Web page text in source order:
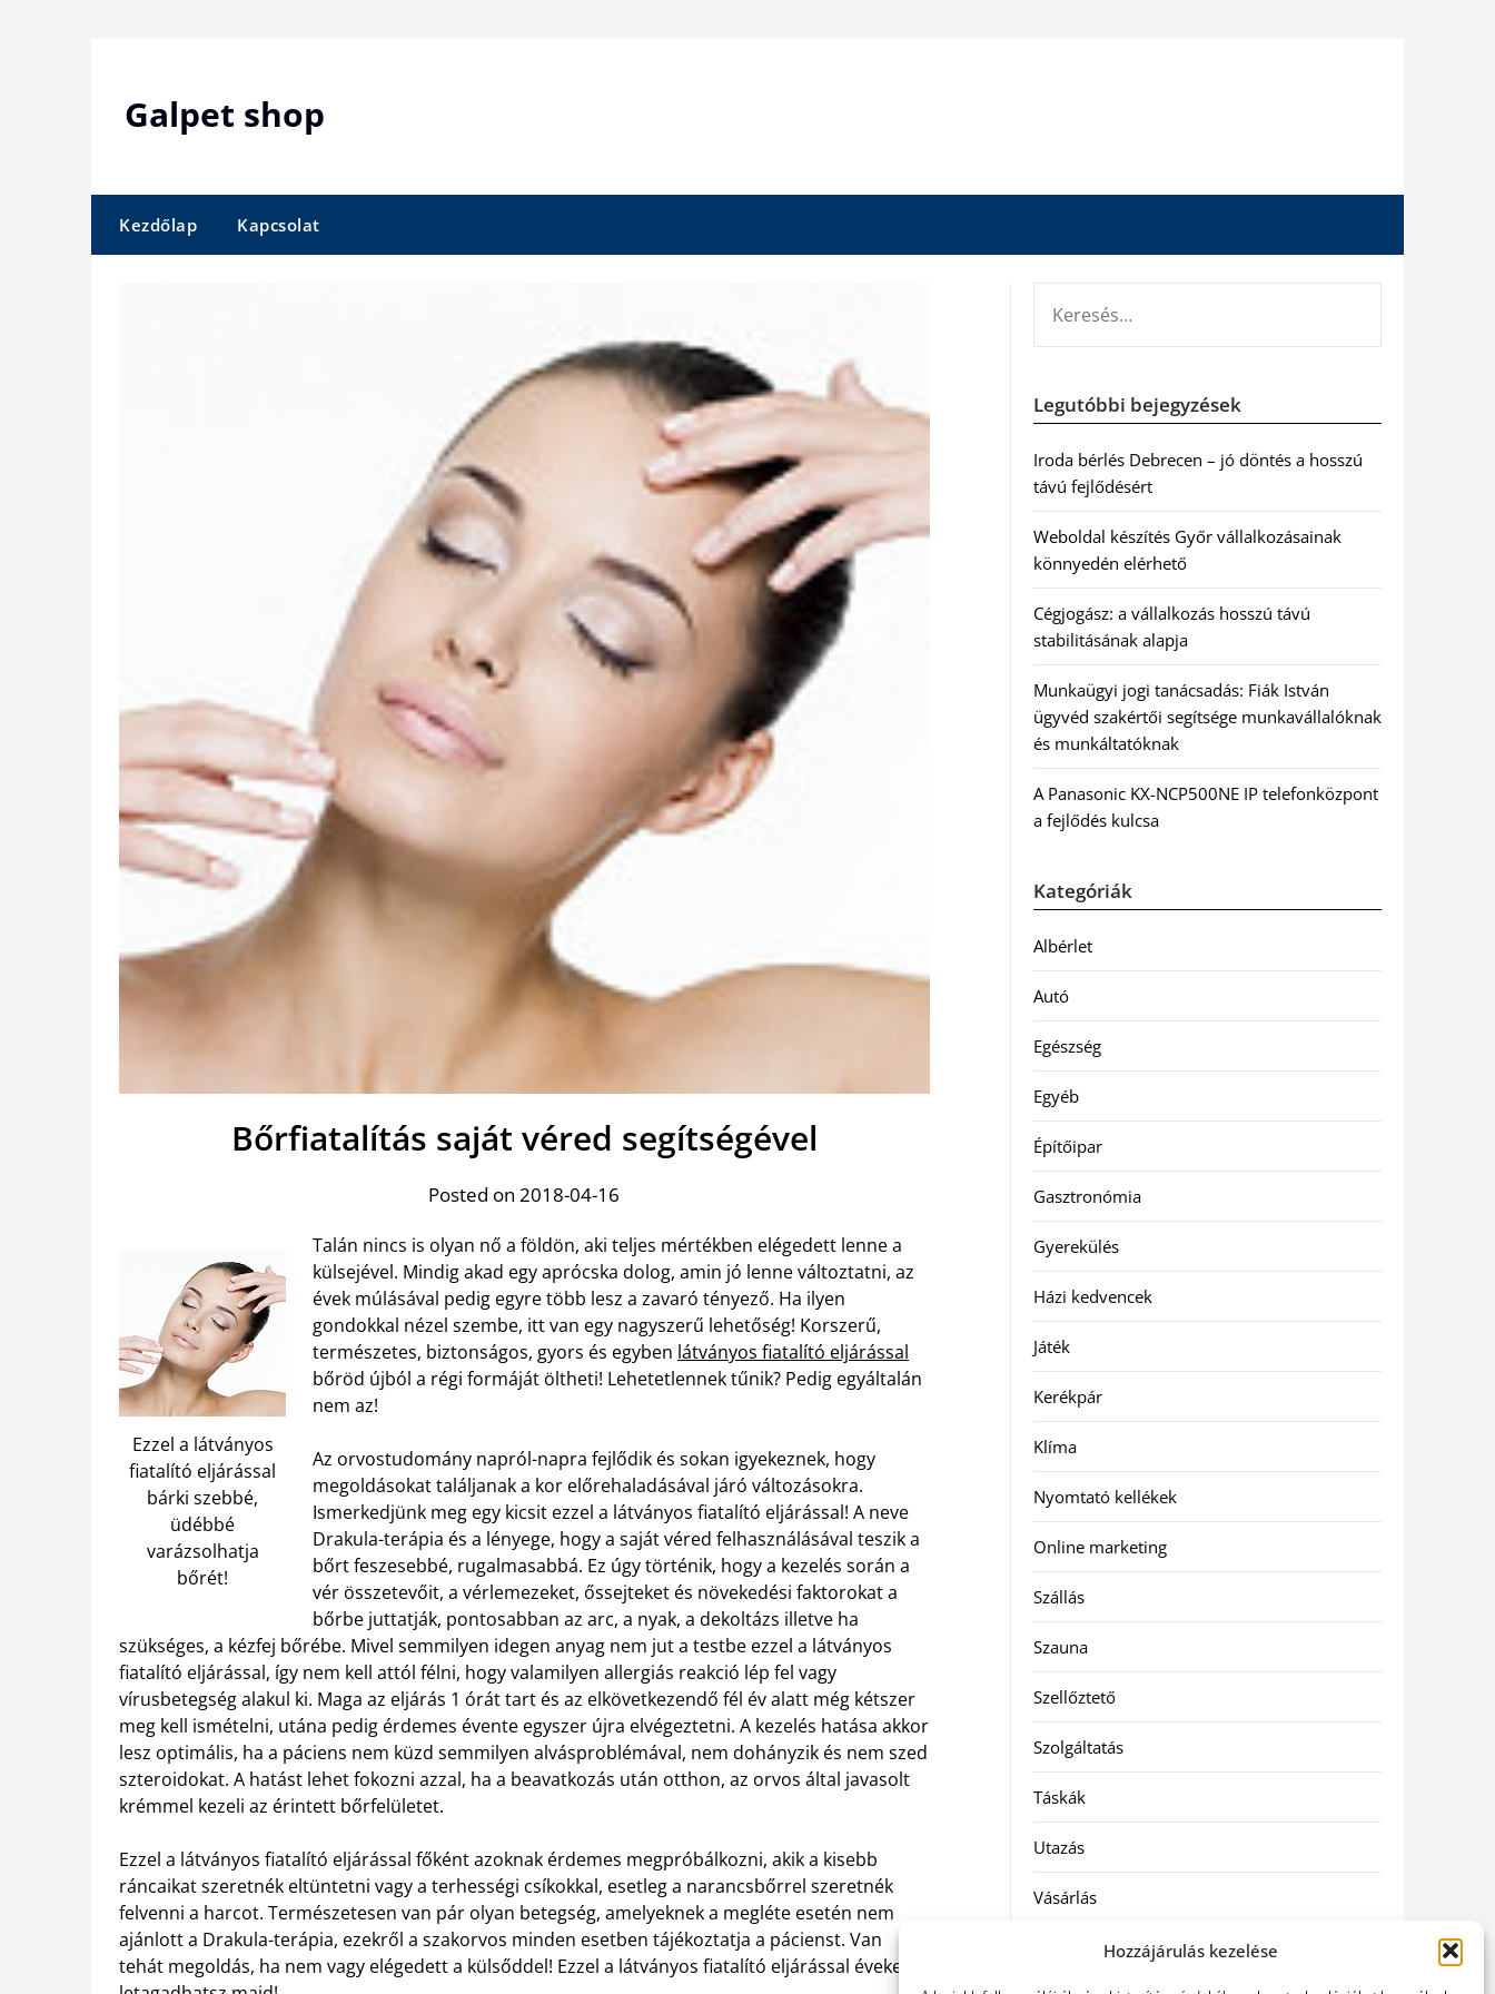
Hozzájárulás kezelése
Galpet shop
Kezdőlap Kapcsolat
Bőrfiatalítás saját véred segítségével
Posted on 2018-04-16
Ezzel a látványos
fiatalító eljárással
bárki szebbé,
üdébbé
varázsolhatja
bőrét!
Talán nincs is olyan nő a földön, aki teljes mértékben elégedett lenne a
külsejével. Mindig akad egy aprócska dolog, amin jó lenne változtatni, az
évek múlásával pedig egyre több lesz a zavaró tényező. Ha ilyen
gondokkal nézel szembe, itt van egy nagyszerű lehetőség! Korszerű,
természetes, biztonságos, gyors és egyben látványos fiatalító eljárással
bőröd újból a régi formáját öltheti! Lehetetlennek tűnik? Pedig egyáltalán
nem az!
Az orvostudomány napról-napra fejlődik és sokan igyekeznek, hogy
megoldásokat találjanak a kor előrehaladásával járó változásokra.
Ismerkedjünk meg egy kicsit ezzel a látványos fiatalító eljárással! A neve
Drakula-terápia és a lényege, hogy a saját véred felhasználásával teszik a
bőrt feszesebbé, rugalmasabbá. Ez úgy történik, hogy a kezelés során a
vér összetevőit, a vérlemezeket, őssejteket és növekedési faktorokat a
bőrbe juttatják, pontosabban az arc, a nyak, a dekoltázs illetve ha
szükséges, a kézfej bőrébe. Mivel semmilyen idegen anyag nem jut a testbe ezzel a látványos
fiatalító eljárással, így nem kell attól félni, hogy valamilyen allergiás reakció lép fel vagy
vírusbetegség alakul ki. Maga az eljárás 1 órát tart és az elkövetkezendő fél év alatt még kétszer
meg kell ismételni, utána pedig érdemes évente egyszer újra elvégeztetni. A kezelés hatása akkor
lesz optimális, ha a páciens nem küzd semmilyen alvásproblémával, nem dohányzik és nem szed
szteroidokat. A hatást lehet fokozni azzal, ha a beavatkozás után otthon, az orvos által javasolt
krémmel kezeli az érintett bőrfelületet.
Ezzel a látványos fiatalító eljárással főként azoknak érdemes megpróbálkozni, akik a kisebb
ráncaikat szeretnék eltüntetni vagy a terhességi csíkokkal, esetleg a narancsbőrrel szeretnék
felvenni a harcot. Természetesen van pár olyan betegség, amelyeknek a megléte esetén nem
ajánlott a Drakula-terápia, ezekről a szakorvos minden esetben tájékoztatja a pácienst. Van
tehát megoldás, ha nem vagy elégedett a külsőddel! Ezzel a látványos fiatalító eljárással éveket is
Legutóbbi bejegyzések
Iroda bérlés Debrecen – jó döntés a hosszú
távú fejlődésért
Weboldal készítés Győr vállalkozásainak
könnyedén elérhető
Cégjogász: a vállalkozás hosszú távú
stabilitásának alapja
Munkaügyi jogi tanácsadás: Fiák István
ügyvéd szakértői segítsége munkavállalóknak
és munkáltatóknak
A Panasonic KX-NCP500NE IP telefonközpont
a fejlődés kulcsa
Kategóriák
Albérlet
Autó
Egészség
Egyéb
Építőipar
Gasztronómia
Gyerekülés
Házi kedvencek
Játék
Kerékpár
Klíma
Nyomtató kellékek
Online marketing
Szállás
Szauna
Szellőztető
Szolgáltatás
Táskák
Utazás
Vásárlás
Webáruházak